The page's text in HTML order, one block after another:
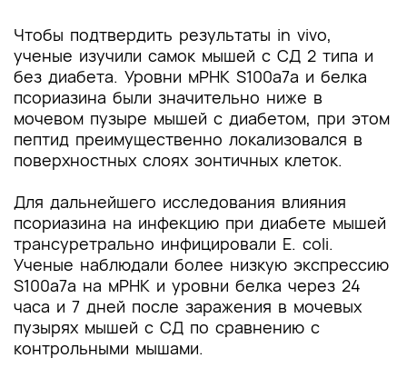
Чтобы подтвердить результаты in vivo,
ученые изучили самок мышей с СД 2 типа и
без диабета. Уровни мРНК S100a7a и белка
псориазина были значительно ниже в
мочевом пузыре мышей с диабетом, при этом
пептид преимущественно локализовался в
поверхностных слоях зонтичных клеток.
Для дальнейшего исследования влияния
псориазина на инфекцию при диабете мышей
трансуретрально инфицировали E. coli.
Ученые наблюдали более низкую экспрессию
S100a7a на мРНК и уровни белка через 24
часа и 7 дней после заражения в мочевых
пузырях мышей с СД по сравнению с
контрольными мышами.